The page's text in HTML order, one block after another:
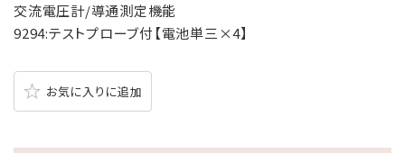
交流電圧計/導通測定機能
9294:テストプローブ付【電池単三×4】
お気に入りに追加